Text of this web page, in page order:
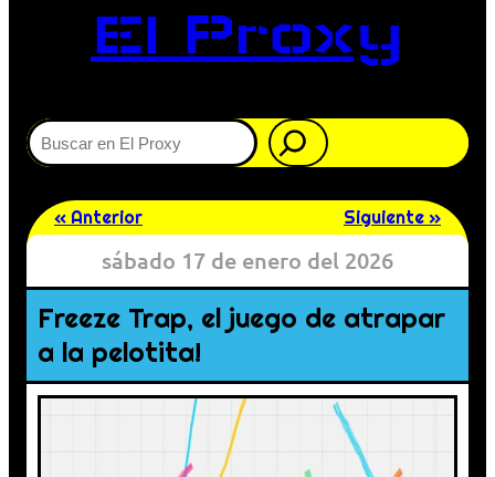
El Proxy
Buscar
« Anterior Siguiente »
sábado 17 de enero del 2026
Freeze Trap, el juego de atrapar
a la pelotita!